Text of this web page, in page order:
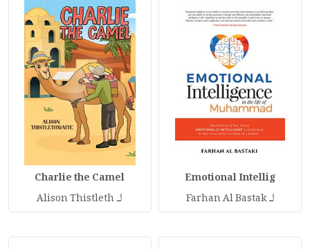
Emotional Intellig
لـFarhan Al Bastak
Charlie the Camel
لـAlison Thistleth